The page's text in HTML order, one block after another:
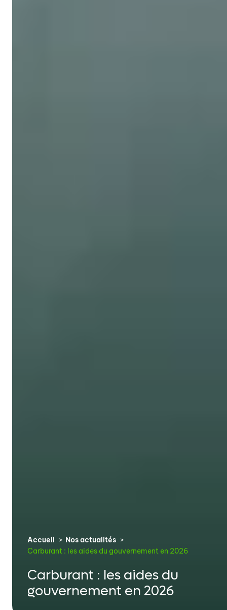
Accueil
Nos actualités
Carburant : les aides du gouvernement en 2026
Carburant : les aides du
gouvernement en 2026